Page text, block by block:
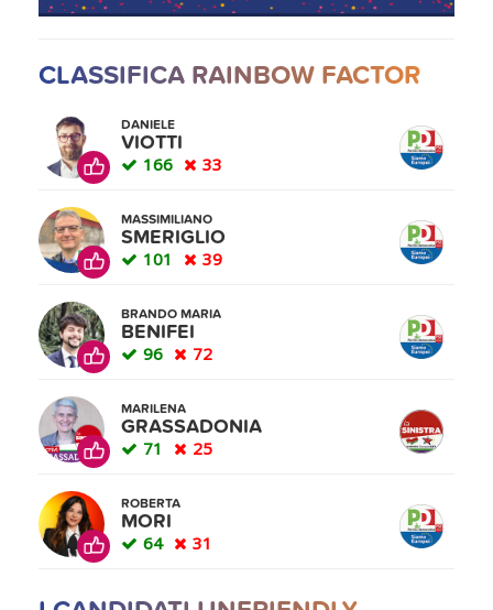
CLASSIFICA RAINBOW FACTOR
DANIELE
VIOTTI
166 33
MASSIMILIANO
SMERIGLIO
101 39
BRANDO MARIA
BENIFEI
96 72
MARILENA
GRASSADONIA
71 25
ROBERTA
MORI
64 31